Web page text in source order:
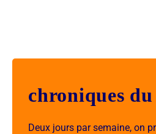
chroniques
Deux jours par semaine, on